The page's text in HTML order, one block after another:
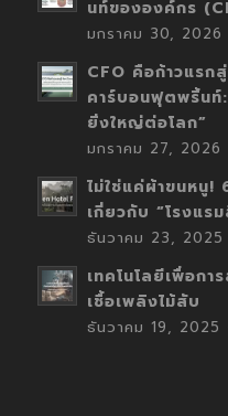
นท์ขององค์กร
มกราคม 30,
CFO คือก้าวแรก
คาร์บอนฟุตพริ้นท์
ยิ่งใหญ่ต่อโลก”
มกราคม 27, 2026
ไม่ใช่แค่ผ้าขนหนู!
เกี่ยวกับ “โรงแร
ธันวาคม 23,
เทคโนโลยีเพื่อกา
เชื้อเพลิงไม้สับ
ธันวาคม 19, 2025